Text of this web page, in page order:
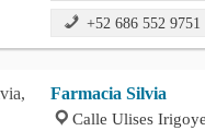
+52 686 552 9751
Farmacia Silvia
Calle Ulises